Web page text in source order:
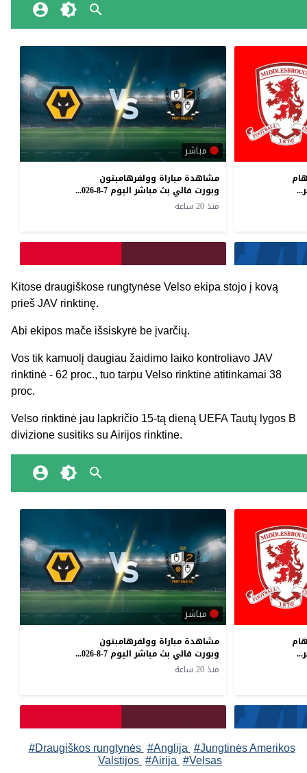
Kitose draugiškose rungtynėse Velso ekipa stojo į kovą
prieš JAV rinktinę.
Abi ekipos mače išsiskyrė be įvarčių.
Vos tik kamuolį daugiau žaidimo laiko kontroliavo JAV
rinktinė - 62 proc., tuo tarpu Velso rinktinė atitinkamai 38
proc.
Velso rinktinė jau lapkričio 15-tą dieną UEFA Tautų lygos B
divizione susitiks su Airijos rinktine.
#Draugiškos rungtynės #Anglija #Jungtinės Amerikos
Valstijos #Airija #Velsas